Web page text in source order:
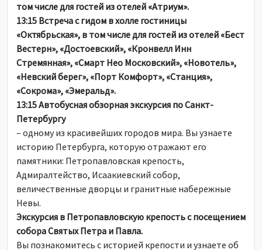
том числе для гостей из отелей «Атриум».
13:15 Встреча с гидом в холле гостиницы
«Октябрьская», в том числе для гостей из отелей «Бест
Вестерн», «Достоевский», «Кронвелл Инн
Стремянная», «Смарт Нео Московский», «Новотель»,
«Невский берег», «Порт Комфорт», «Станция»,
«Сокрома», «Эмеральд».
13:15 Автобусная обзорная экскурсия по Санкт-
Петербургу
– одному из красивейших городов мира. Вы узнаете
историю Петербурга, которую отражают его
памятники: Петропавловская крепость,
Адмиралтейство, Исаакиевский собор,
величественные дворцы и гранитные набережные
Невы.
Экскурсия в Петропавловскую крепость с посещением
собора Святых Петра и Павла.
Вы познакомитесь с историей крепости и узнаете об